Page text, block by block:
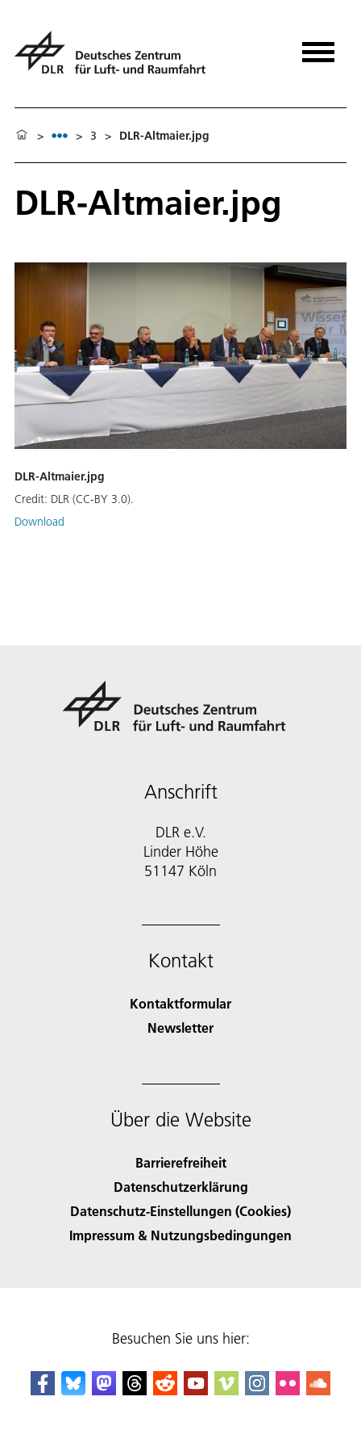
> > 3 > DLR-Altmaier.jpg
DLR-Altmaier.jpg
DLR-Altmaier.jpg
Credit: DLR (CC-BY 3.0).
Download
Anschrift
DLR e.V.
Linder Höhe
51147 Köln
Kontakt
Kontaktformular
Newsletter
Über die Website
Barrierefreiheit
Datenschutzerklärung
Datenschutz-Einstellungen (Cookies)
Impressum & Nutzungsbedingungen
Besuchen Sie uns hier: